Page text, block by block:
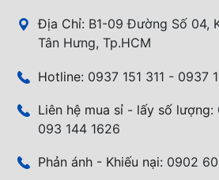
Địa Chỉ: B1-09 Đường Số 04,
Tân Hưng, Tp.HCM
Hotline: 0937 151 311 - 0937
Liên hệ mua sỉ - lấy số lượng:
093 144 1626
Phản ánh - Khiếu nại: 0902